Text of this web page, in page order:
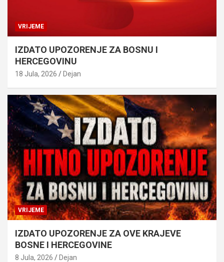
VRIJEME
IZDATO UPOZORENJE ZA BOSNU I
HERCEGOVINU
18 Jula, 2026 Dejan
VRIJEME
IZDATO UPOZORENJE ZA OVE KRAJEVE
BOSNE I HERCEGOVINE
8 Jula, 2026 Dejan